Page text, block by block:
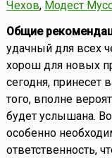
Чехов, Модест
Общие
удачный для всех
хорош для новых
сегодня, принесет
того, вполне
будет услышана.
особенно
ответственность,